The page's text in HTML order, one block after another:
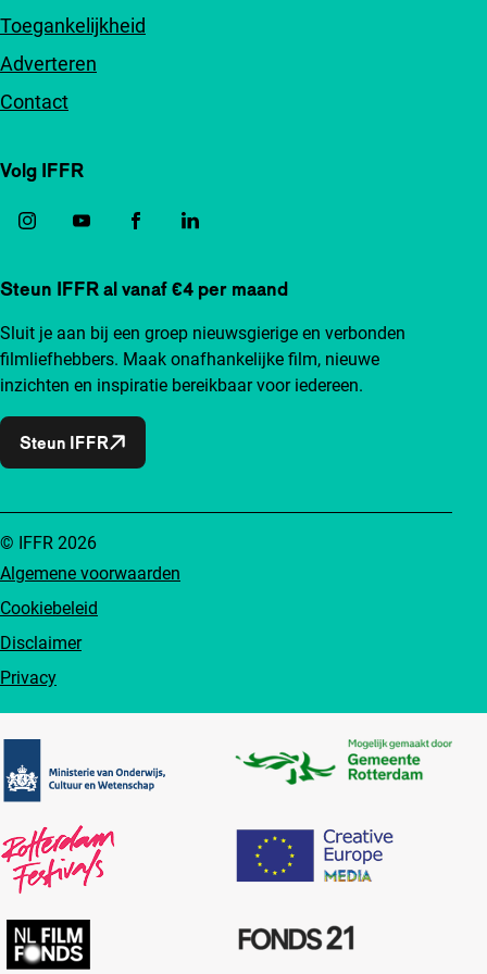
Toegankelijkheid
Adverteren
Contact
Volg IFFR
Steun IFFR al vanaf €4 per maand
Sluit je aan bij een groep nieuwsgierige en verbonden
filmliefhebbers. Maak onafhankelijke film, nieuwe
inzichten en inspiratie bereikbaar voor iedereen.
Steun IFFR
Algemene voorwaarden
Cookiebeleid
Disclaimer
Privacy
© IFFR 2026